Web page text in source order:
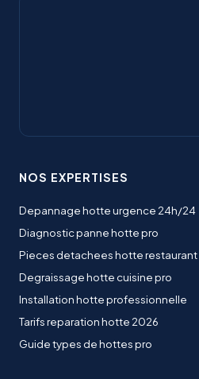
NOS EXPERTISES
Depannage hotte urgence 24h/24
Diagnostic panne hotte pro
Pieces detachees hotte restaurant
Degraissage hotte cuisine pro
Installation hotte professionnelle
Tarifs reparation hotte 2026
Guide types de hottes pro